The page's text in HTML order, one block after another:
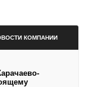
КОМПАНИИ